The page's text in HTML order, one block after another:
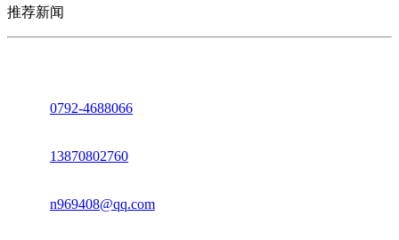
推荐新闻
0792-4688066
13870802760
n969408@qq.com